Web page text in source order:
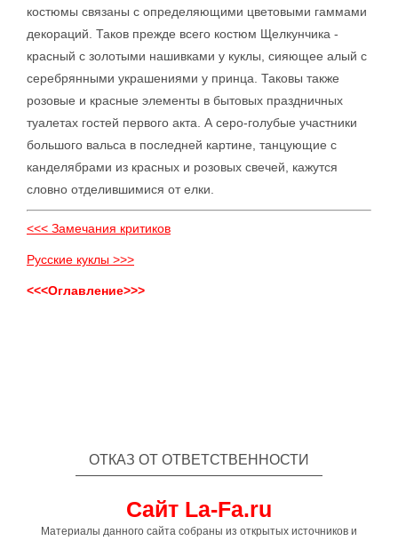
костюмы связаны с определяющими цветовыми гаммами
декораций. Таков прежде всего костюм Щелкунчика -
красный с золотыми нашивками у куклы, сияющее алый с
серебрянными украшениями у принца. Таковы также
розовые и красные элементы в бытовых праздничных
туалетах гостей первого акта. А серо-голубые участники
большого вальса в последней картине, танцующие с
канделябрами из красных и розовых свечей, кажутся
словно отделившимися от елки.
<<< Замечания критиков
Русские куклы >>>
<<<Оглавление>>>
ОТКАЗ ОТ ОТВЕТСТВЕННОСТИ
Сайт La-Fa.ru
Материалы данного сайта собраны из открытых источников и